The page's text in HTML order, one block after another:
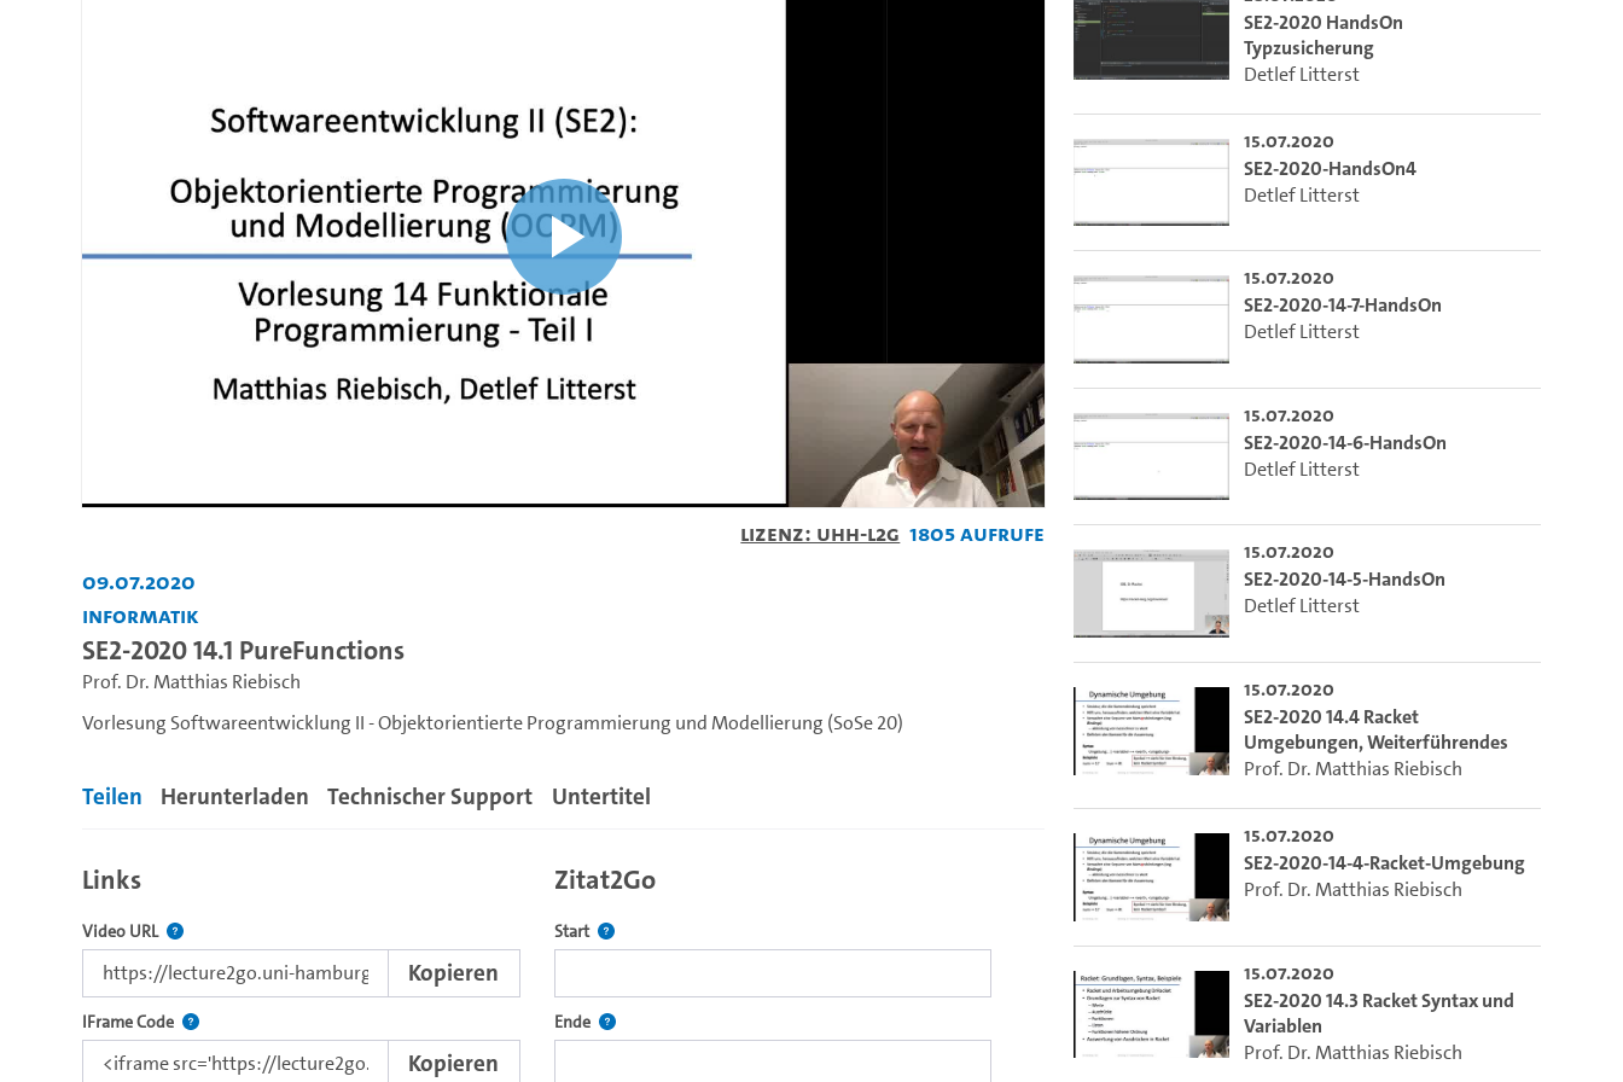
Video
abspielen
Lizenz: UHH-L2G 1805 Aufrufe
09.07.2020
Informatik
SE2-2020 14.1 PureFunctions
Prof. Dr. Matthias Riebisch
Vorlesung Softwareentwicklung II - Objektorientierte Programmierung und Modellierung (SoSe 20)
Teilen Herunterladen Technischer Support Untertitel
Links
Video URL Der Link zu diesem Video.
Kopieren
IFrame Code Nutzen Sie diesen Code, um das Video mit dem Lecture2Go-Videoplayer einzubetten.
Kopieren
Zitat2Go
Start Definiert den Startpunkt für Zitat2Go. Bitte in das Feld klicken, um die aktuelle Zeit auszuwählen.
Ende Definiert den Endpunkt für Zitat2Go. Bitte in das Feld klicken, um die aktuelle Zeit auszuwählen.
SE2-2020 HandsOn
Typzusicherung
Detlef Litterst
15.07.2020
SE2-2020-HandsOn4
Detlef Litterst
15.07.2020
SE2-2020-14-7-HandsOn
Detlef Litterst
15.07.2020
SE2-2020-14-6-HandsOn
Detlef Litterst
15.07.2020
SE2-2020-14-5-HandsOn
Detlef Litterst
15.07.2020
SE2-2020 14.4 Racket
Umgebungen, Weiterführendes
Prof. Dr. Matthias Riebisch
15.07.2020
SE2-2020-14-4-Racket-Umgebung
Prof. Dr. Matthias Riebisch
15.07.2020
SE2-2020 14.3 Racket Syntax und
Variablen
Prof. Dr. Matthias Riebisch